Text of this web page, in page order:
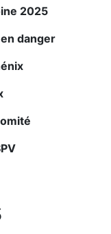
2025
danger